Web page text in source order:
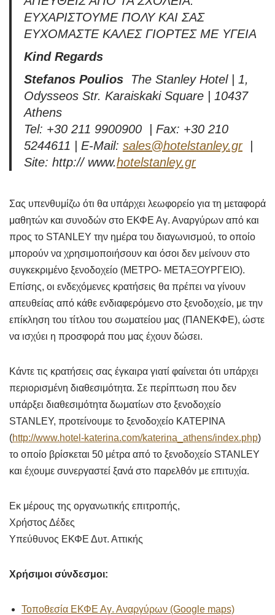
ΕΥΧΑΡΙΣΤΟΥΜΕ ΠΟΛΥ ΚΑΙ ΣΑΣ
ΕΥΧΟΜΑΣΤΕ ΚΑΛΕΣ ΓΙΟΡΤΕΣ ΜΕ ΥΓΕΙΑ
Kind Regards
Stefanos Poulios
The Stanley Hotel | 1,
Odysseos Str. Karaiskaki Square | 10437
Athens
Tel: +30 211 9900900 | Fax: +30 210
5244611 | E-Mail: sales@hotelstanley.gr|
Site: http:// www.hotelstanley.gr
Σας υπενθυμίζω ότι θα υπάρχει λεωφορείο για τη μεταφορά
μαθητών και συνοδών στο ΕΚΦΕ Αγ. Αναργύρων από και
προς το STANLEY την ημέρα του διαγωνισμού, το οποίο
μπορούν να χρησιμοποιήσουν και όσοι δεν μείνουν στο
συγκεκριμένο ξενοδοχείο (ΜΕΤΡΟ- ΜΕΤΑΞΟΥΡΓΕΙΟ).
Επίσης, οι ενδεχόμενες κρατήσεις θα πρέπει να γίνουν
απευθείας από κάθε ενδιαφερόμενο στο ξενοδοχείο, με την
επίκληση του τίτλου του σωματείου μας (ΠΑΝΕΚΦΕ), ώστε
να ισχύει η προσφορά που μας έχουν δώσει.
Κάντε τις κρατήσεις σας έγκαιρα γιατί φαίνεται ότι υπάρχει
περιορισμένη διαθεσιμότητα. Σε περίπτωση που δεν
υπάρξει διαθεσιμότητα δωματίων στο ξενοδοχείο
STANLEY, προτείνουμε το ξενοδοχείο ΚΑΤΕΡΙΝΑ
(http://www.hotel-katerina.com/katerina_athens/index.php)
το οποίο βρίσκεται 50 μέτρα από το ξενοδοχείο STANLEY
και έχουμε συνεργαστεί ξανά στο παρελθόν με επιτυχία.
Εκ μέρους της οργανωτικής επιτροπής,
Χρήστος Δέδες
Υπεύθυνος ΕΚΦΕ Δυτ. Αττικής
Χρήσιμοι σύνδεσμοι:
Τοποθεσία ΕΚΦΕ Αγ. Αναργύρων (Google maps)